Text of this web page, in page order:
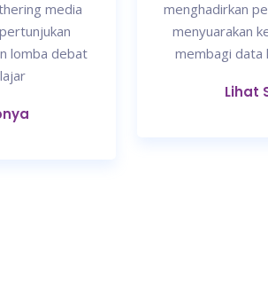
media
lomba debat
menghadirkan
menyuarakan
membagi data
Lihat